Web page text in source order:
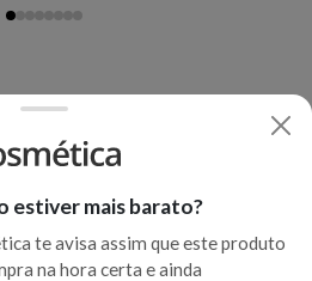
estiver mais barato?
te avisa assim que este produto
na hora certa e ainda